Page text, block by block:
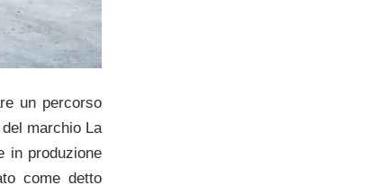
un percorso
marchio La
in produzione
come detto